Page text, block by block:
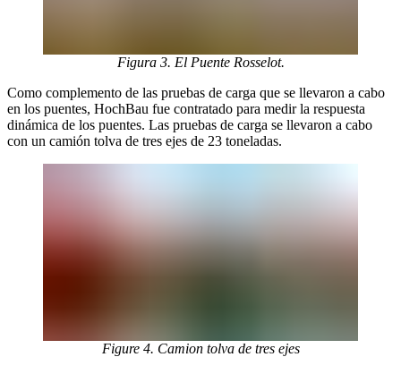
Figura 3. El Puente Rosselot.
Como complemento de las pruebas de carga que se llevaron a cabo
en los puentes, HochBau fue contratado para medir la respuesta
dinámica de los puentes. Las pruebas de carga se llevaron a cabo
con un camión tolva de tres ejes de 23 toneladas.
Figure 4. Camion tolva de tres ejes